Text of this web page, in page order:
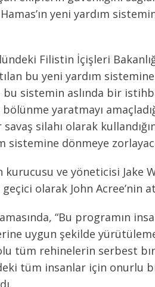
yeni yardım
Filistin İçişleri
bu yeni yardım sistemine
bu sistemin aslında bir
yaratmayı
savaş silahı olarak
sistemine dönmeye
kurucusu ve yöneticisi Jake
olarak John Acree’nin
“Bu programın
uygun şekilde
tüm rehinelerin serbest
tüm insanlar için onurlu